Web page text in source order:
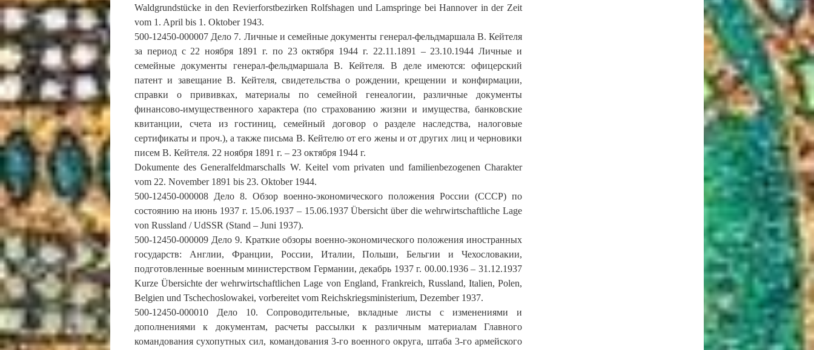
Waldgrundstücke in den Revierforstbezirken Rolfshagen und Lamspringe bei Hannover in der Zeit
vom 1. April bis 1. Oktober 1943.
500-12450-000007 Дело 7. Личные и семейные документы генерал-фельдмаршала В. Кейтеля
за период с 22 ноября 1891 г. по 23 октября 1944 г. 22.11.1891 – 23.10.1944 Личные и
семейные документы генерал-фельдмаршала В. Кейтеля. В деле имеются: офицерский
патент и завещание В. Кейтеля, свидетельства о рождении, крещении и конфирмации,
справки о прививках, материалы по семейной генеалогии, различные документы
финансово-имущественного характера (по страхованию жизни и имущества, банковские
квитанции, счета из гостиниц, семейный договор о разделе наследства, налоговые
сертификаты и проч.), а также письма В. Кейтелю от его жены и от других лиц и черновики
писем В. Кейтеля. 22 ноября 1891 г. – 23 октября 1944 г.
Dokumente des Generalfeldmarschalls W. Keitel vom privaten und familienbezogenen Charakter
vom 22. November 1891 bis 23. Oktober 1944.
500-12450-000008 Дело 8. Обзор военно-экономического положения России (СССР) по
состоянию на июнь 1937 г. 15.06.1937 – 15.06.1937 Übersicht über die wehrwirtschaftliche Lage
von Russland / UdSSR (Stand – Juni 1937).
500-12450-000009 Дело 9. Краткие обзоры военно-экономического положения иностранных
государств: Англии, Франции, России, Италии, Польши, Бельгии и Чехословакии,
подготовленные военным министерством Германии, декабрь 1937 г. 00.00.1936 – 31.12.1937
Kurze Übersichte der wehrwirtschaftlichen Lage von England, Frankreich, Russland, Italien, Polen,
Belgien und Tschechoslowakei, vorbereitet vom Reichskriegsministerium, Dezember 1937.
500-12450-000010 Дело 10. Сопроводительные, вкладные листы с изменениями и
дополнениями к документам, расчеты рассылки к различным материалам Главного
командования сухопутных сил, командования 3-го военного округа, штаба 3-го армейского